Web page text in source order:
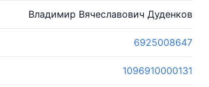
Владимир Вячеславович Дуденков
6925008647
1096910000131